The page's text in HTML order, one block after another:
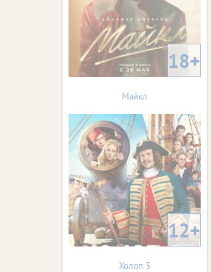
18+
Майкл
12+
Холоп 3